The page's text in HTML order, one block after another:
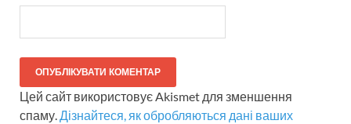
Цей сайт використовує Akismet для зменшення
спаму.Дізнайтеся, як обробляються дані ваших